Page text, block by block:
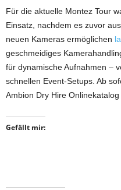
Für die aktuelle Montez Tour
Einsatz, nachdem es zuvor
neuen Kameras ermöglichen
geschmeidiges
für dynamische Aufnahmen –
schnellen Event-Setups. Ab
Ambion Dry Hire Onlinekatalog
Gefällt mir: